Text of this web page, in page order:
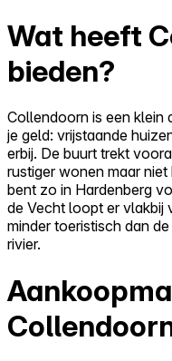
Wat heeft
bieden?
Collendoorn is een klein
je geld: vrijstaande
erbij. De buurt trekt
rustiger wonen maar
bent zo in Hardenberg
de Vecht loopt er vlakbij
minder toeristisch dan
rivier.